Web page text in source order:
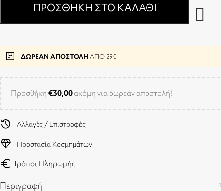
ΠΡΟΣΘΉΚΗ ΣΤΟ ΚΑΛΆΘΙ
package ΔΩΡΕΑΝ ΑΠΟΣΤΟΛΗ ΑΠΟ 29€
Προσθήκη €30,00 ακόμη για δωρεάν αποστολή!
history Αλλαγές / Επιστροφές
diamond Προστασία Κοσμημάτων
euro Τρόποι Πληρωμής
Περιγραφή